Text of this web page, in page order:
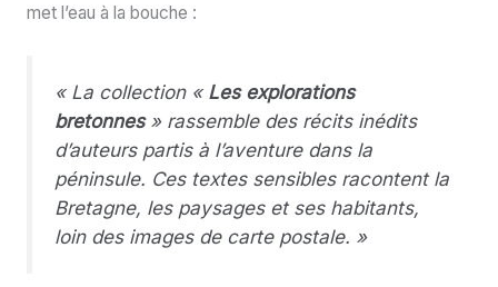
met l’eau à la bouche :
« La collection « Les explorations
bretonnes» rassemble des récits inédits
d’auteurs partis à l’aventure dans la
péninsule. Ces textes sensibles racontent la
Bretagne, les paysages et ses habitants,
loin des images de carte postale. »